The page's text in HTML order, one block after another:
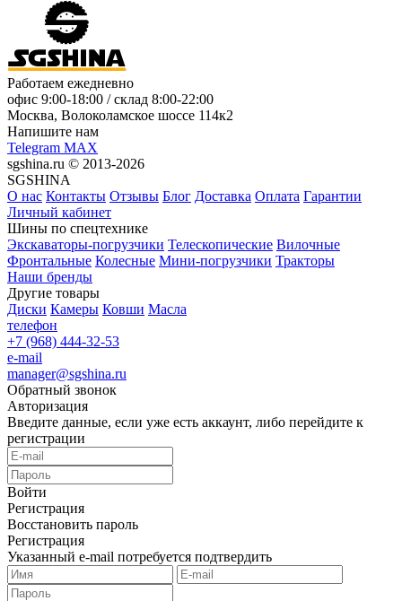
Работаем ежедневно
офис 9:00-18:00 / склад 8:00-22:00
Москва, Волоколамское шоссе 114к2
Напишите нам
Telegram MAX
sgshina.ru © 2013-2026
SGSHINA
О нас Контакты Отзывы Блог Доставка Оплата Гарантии
Личный кабинет
Шины по спецтехнике
Экскаваторы-погрузчики Телескопические Вилочные
Фронтальные Колесные Мини-погрузчики Тракторы
Наши бренды
Другие товары
Диски Камеры Ковши Масла
телефон
+7 (968) 444-32-53
e-mail
manager@sgshina.ru
Обратный звонок
Авторизация
Введите данные, если уже есть аккаунт, либо перейдите к
регистрации
Войти
Регистрация
Восстановить пароль
Регистрация
Указанный e-mail потребуется подтвердить